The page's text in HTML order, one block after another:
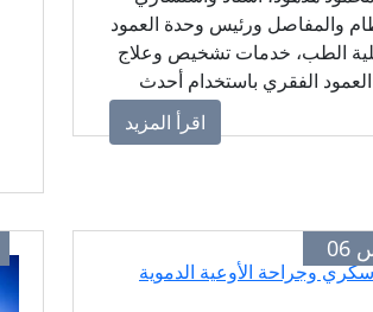
والمفاصل ورئيس وحدة العمود
الطب، خدمات تشخيص وعلاج
الفقري باستخدام أحدث
الطبية. إذا كنت تبحث عن دكتور
الفقري في مصر الجديدة
اقرأ المزيد